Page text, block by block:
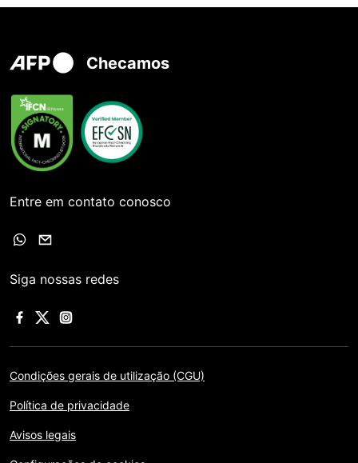
Checamos
Entre em contato conosco
Siga nossas redes
Condições gerais de utilização (CGU)
Política de privacidade
Avisos legais